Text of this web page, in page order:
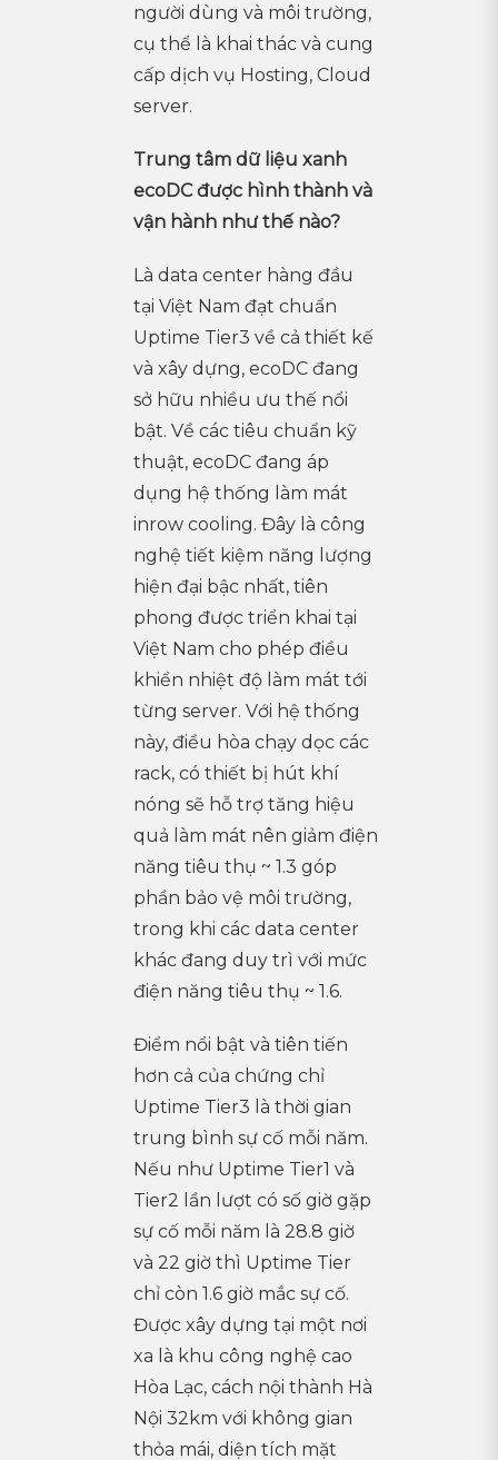
người dùng và môi trường,
cụ thể là khai thác và cung
cấp dịch vụ Hosting, Cloud
server.
Trung tâm dữ liệu xanh
ecoDC được hình thành và
vận hành như thế nào?
Là data center hàng đầu
tại Việt Nam đạt chuẩn
Uptime Tier3 về cả thiết kế
và xây dựng, ecoDC đang
sở hữu nhiều ưu thế nổi
bật. Về các tiêu chuẩn kỹ
thuật, ecoDC đang áp
dụng hệ thống làm mát
inrow cooling. Đây là công
nghệ tiết kiệm năng lượng
hiện đại bậc nhất, tiên
phong được triển khai tại
Việt Nam cho phép điều
khiển nhiệt độ làm mát tới
từng server. Với hệ thống
này, điều hòa chạy dọc các
rack, có thiết bị hút khí
nóng sẽ hỗ trợ tăng hiệu
quả làm mát nên giảm điện
năng tiêu thụ ~ 1.3 góp
phần bảo vệ môi trường,
trong khi các data center
khác đang duy trì với mức
điện năng tiêu thụ ~ 1.6.
Điểm nổi bật và tiên tiến
hơn cả của chứng chỉ
Uptime Tier3 là thời gian
trung bình sự cố mỗi năm.
Nếu như Uptime Tier1 và
Tier2 lần lượt có số giờ gặp
sự cố mỗi năm là 28.8 giờ
và 22 giờ thì Uptime Tier
chỉ còn 1.6 giờ mắc sự cố.
Được xây dựng tại một nơi
xa là khu công nghệ cao
Hòa Lạc, cách nội thành Hà
Nội 32km với không gian
thỏa mái, diện tích mặt